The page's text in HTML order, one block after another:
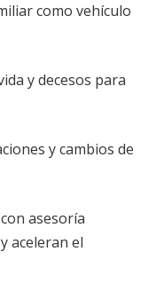
como vehículo
y decesos para
y cambios de
asesoría
aceleran el